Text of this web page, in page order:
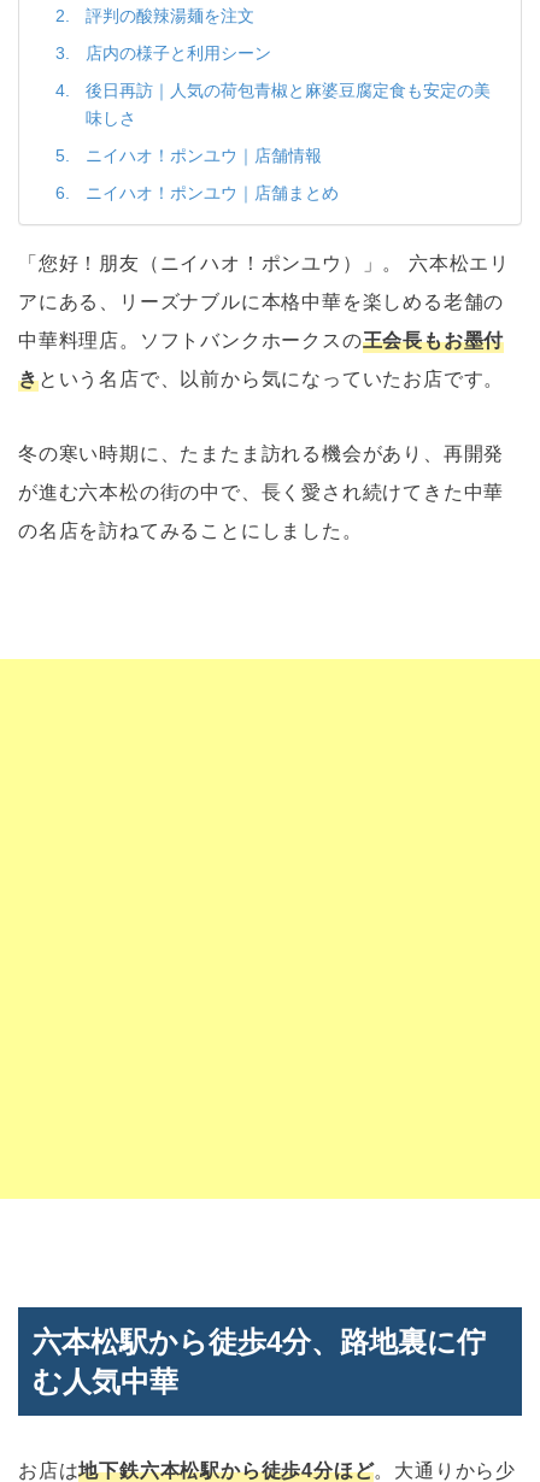
評判の酸辣湯麺を注文
店内の様子と利用シーン
後日再訪｜人気の荷包青椒と麻婆豆腐定食も安定の美
味しさ
ニイハオ！ポンユウ｜店舗情報
ニイハオ！ポンユウ｜店舗まとめ
「您好！朋友（ニイハオ！ポンユウ）」。 六本松エリ
アにある、リーズナブルに本格中華を楽しめる老舗の
中華料理店。ソフトバンクホークスの王会長もお墨付
きという名店で、以前から気になっていたお店です。
冬の寒い時期に、たまたま訪れる機会があり、再開発
が進む六本松の街の中で、長く愛され続けてきた中華
の名店を訪ねてみることにしました。
六本松駅から徒歩4分、路地裏に佇
む人気中華
お店は地下鉄六本松駅から徒歩4分ほど。大通りから少